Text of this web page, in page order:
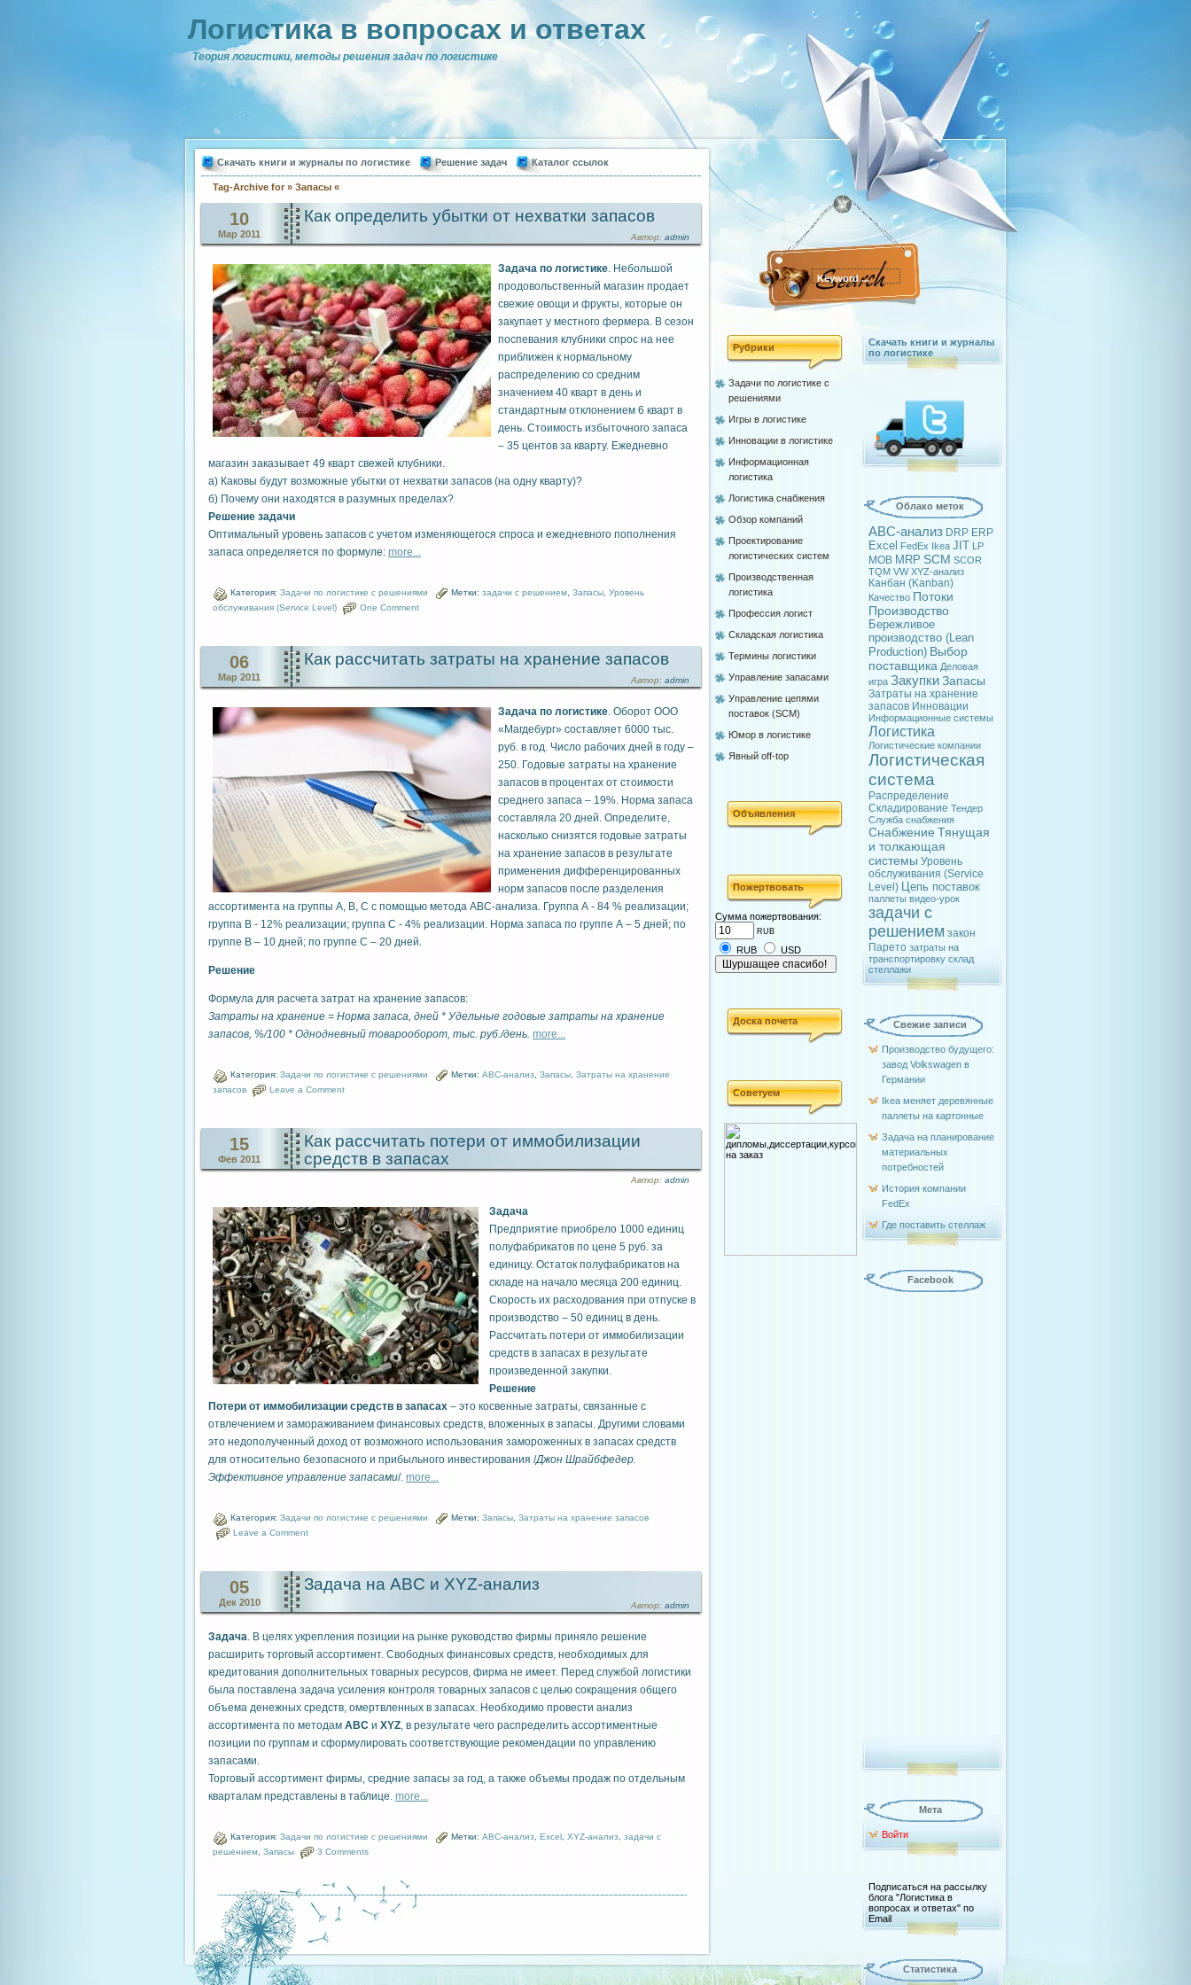
Логистика в вопросах и ответах
Теория логистики, методы решения задач по логистике
Скачать книги и журналы по логистике Решение задач Каталог ссылок
Tag-Archive for » Запасы «
10
Мар 2011
Как определить убытки от нехватки запасов
Автор: admin
Задача по логистике. Небольшой
продовольственный магазин продает
свежие овощи и фрукты, которые он
закупает у местного фермера. В сезон
поспевания клубники спрос на нее
приближен к нормальному
распределению со средним
значением 40 кварт в день и
стандартным отклонением 6 кварт в
день. Стоимость избыточного запаса
– 35 центов за кварту. Ежедневно
магазин заказывает 49 кварт свежей клубники.
а) Каковы будут возможные убытки от нехватки запасов (на одну кварту)?
б) Почему они находятся в разумных пределах?
Решение задачи
Оптимальный уровень запасов с учетом изменяющегося спроса и ежедневного пополнения
запаса определяется по формуле: more...
Категория: Задачи по логистике с решениями Метки: задачи с решением Запасы Уровень
обслуживания (Service Level)
One Comment
06
Мар 2011
Как рассчитать затраты на хранение запасов
Автор: admin
Задача по логистике. Оборот ООО
«Магдебург» составляет 6000 тыс.
руб. в год. Число рабочих дней в году –
250. Годовые затраты на хранение
запасов в процентах от стоимости
среднего запаса – 19%. Норма запаса
составляла 20 дней. Определите,
насколько снизятся годовые затраты
на хранение запасов в результате
применения дифференцированных
норм запасов после разделения
ассортимента на группы А, В, С с помощью метода АВС-анализа. Группа А - 84 % реализации;
группа В - 12% реализации; группа С - 4% реализации. Норма запаса по группе А – 5 дней; по
группе В – 10 дней; по группе С – 20 дней.
Решение
Формула для расчета затрат на хранение запасов:
Затраты на хранение = Норма запаса, дней * Удельные годовые затраты на хранение
запасов, %/100 * Однодневный товарооборот, тыс. руб./день. more...
Категория: Задачи по логистике с решениями Метки: ABC-анализ Запасы Затраты на хранение
запасов
Leave a Comment
15
Фев 2011
Как рассчитать потери от иммобилизации
средств в запасах
Автор: admin
Задача
Предприятие приобрело 1000 единиц
полуфабрикатов по цене 5 руб. за
единицу. Остаток полуфабрикатов на
складе на начало месяца 200 единиц.
Скорость их расходования при отпуске в
производство – 50 единиц в день.
Рассчитать потери от иммобилизации
средств в запасах в результате
произведенной закупки.
Решение
Потери от иммобилизации средств в запасах – это косвенные затраты, связанные с
отвлечением и замораживанием финансовых средств, вложенных в запасы. Другими словами
это недополученный доход от возможного использования замороженных в запасах средств
для относительно безопасного и прибыльного инвестирования /Джон Шрайбфедер.
Эффективное управление запасами/. more...
Категория: Задачи по логистике с решениями Метки: Запасы Затраты на хранение запасов
Leave a Comment
05
Дек 2010
Задача на ABC и XYZ-анализ
Автор: admin
Задача. В целях укрепления позиции на рынке руководство фирмы приняло решение
расширить торговый ассортимент. Свободных финансовых средств, необходимых для
кредитования дополнительных товарных ресурсов, фирма не имеет. Перед службой логистики
была поставлена задача усиления контроля товарных запасов с целью сокращения общего
объема денежных средств, омертвленных в запасах. Необходимо провести анализ
ассортимента по методам АВС и XYZ, в результате чего распределить ассортиментные
позиции по группам и сформулировать соответствующие рекомендации по управлению
запасами.
Торговый ассортимент фирмы, средние запасы за год, а также объемы продаж по отдельным
кварталам представлены в таблице. more...
Категория: Задачи по логистике с решениями Метки: ABC-анализ Excel XYZ-анализ задачи с
решением Запасы 3 Comments
Рубрики
Задачи по логистике с
решениями
Игры в логистике
Инновации в логистике
Информационная
логистика
Логистика снабжения
Обзор компаний
Проектирование
логистических систем
Производственная
логистика
Профессия логист
Складская логистика
Термины логистики
Управление запасами
Управление цепями
поставок (SCM)
Юмор в логистике
Явный off-top
Объявления
Пожертвовать
Сумма пожертвования:
RUB
RUB USD
Доска почета
Советуем
Скачать книги и журналы
по логистике
Облако меток
ABC-анализ DRP ERP
Excel FedEx Ikea JIT LP
MOB MRP SCM SCOR
TQM VW XYZ-анализ
Канбан (Kanban)
Качество Потоки
Производство
Бережливое
производство (Lean
Production) Выбор
поставщика Деловая
игра ЗакупкиЗапасы
Затраты на хранение
запасов Инновации
Информационные системы
Логистика
Логистические компании
Логистическая
система
Распределение
Складирование Тендер
Служба снабжения
Снабжение Тянущая
и толкающая
системы Уровень
обслуживания (Service
Level) Цепь поставок
паллеты видео-урок
задачи с
решением закон
Парето затраты на
транспортировку склад
стеллажи
Свежие записи
Производство будущего:
завод Volkswagen в
Германии
Ikea меняет деревянные
паллеты на картонные
Задача на планирование
материальных
потребностей
История компании
FedEx
Где поставить стеллаж
Facebook
Мета
Войти
Подписаться на рассылку
блога "Логистика в
вопросах и ответах" по
Email
Статистика